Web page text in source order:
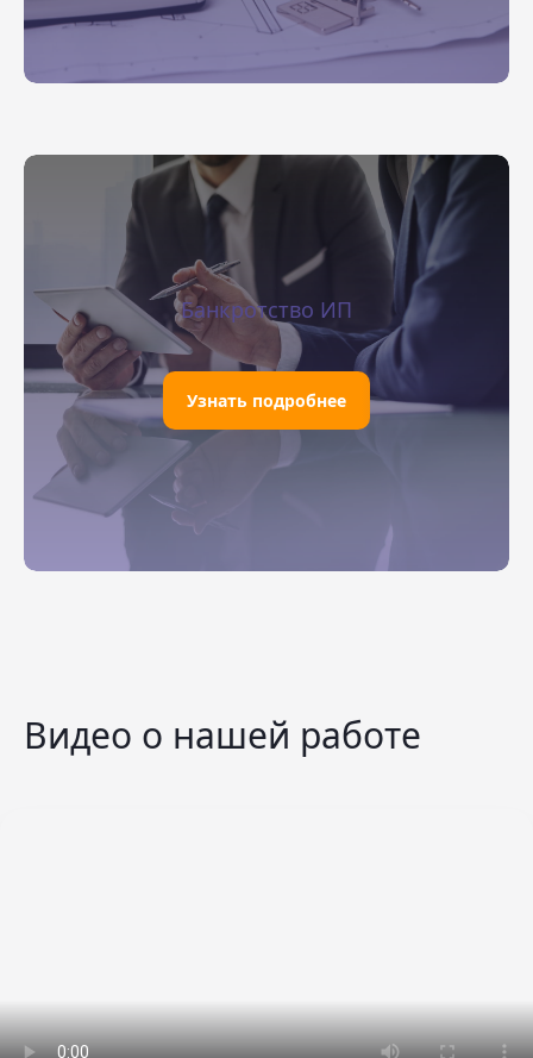
Подать заявление
Банкротство ИП
Узнать подробнее
Видео о нашей работе